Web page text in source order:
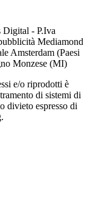
Digital - P.Iva
Mediamond
Amsterdam (Paesi
Monzese (MI)
e/o riprodotti è
di sistemi di
divieto espresso di